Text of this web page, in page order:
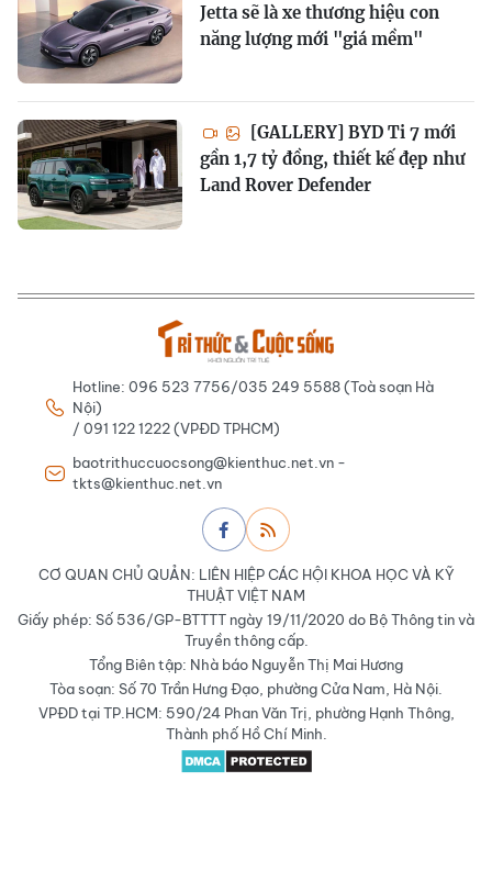
Jetta sẽ là xe thương hiệu con
năng lượng mới "giá mềm"
[GALLERY] BYD Ti 7 mới
gần 1,7 tỷ đồng, thiết kế đẹp như
Land Rover Defender
Hotline: 096 523 7756/035 249 5588 (Toà soạn Hà
Nội)
/ 091 122 1222 (VPĐD TPHCM)
baotrithuccuocsong@kienthuc.net.vn -
tkts@kienthuc.net.vn
CƠ QUAN CHỦ QUẢN: LIÊN HIỆP CÁC HỘI KHOA HỌC VÀ KỸ
THUẬT VIỆT NAM
Giấy phép: Số 536/GP-BTTTT ngày 19/11/2020 do Bộ Thông tin và
Truyền thông cấp.
Tổng Biên tập: Nhà báo Nguyễn Thị Mai Hương
Tòa soạn: Số 70 Trần Hưng Đạo, phường Cửa Nam, Hà Nội.
VPĐD tại TP.HCM: 590/24 Phan Văn Trị, phường Hạnh Thông,
Thành phố Hồ Chí Minh.